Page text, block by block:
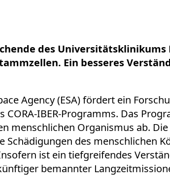
des
Ein besseres
Agency (ESA) fördert ein
CORA-IBER-Programms. Das
menschlichen Organismus ab.
Schädigungen des menschlichen
ist ein tiefgreifendes
bemannter